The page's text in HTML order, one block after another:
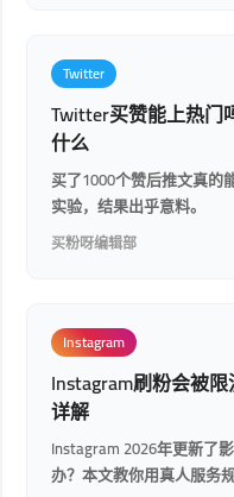
Twitter
Twitter买赞能上热门
什么
买了1000个赞后推文真的
实验，结果出乎意料。
买粉呀编辑部
Instagram
Instagram刷粉会被
详解
Instagram 2026年更新了
办？本文教你用真人服务